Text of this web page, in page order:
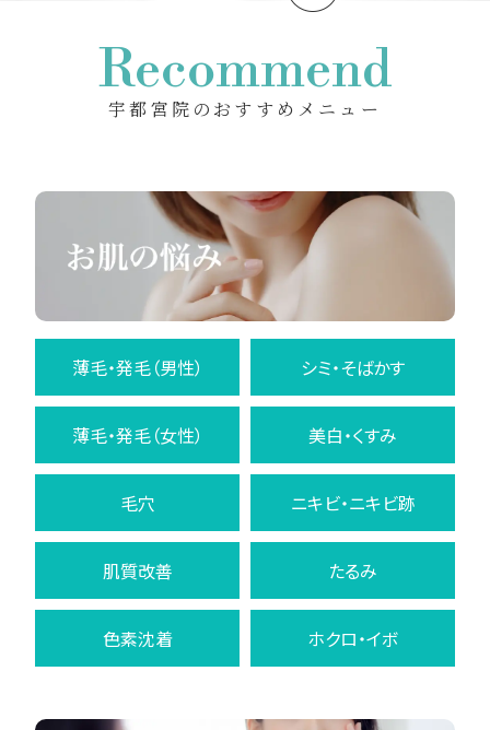
Recommend
宇都宮院のおすすめメニュー
薄毛・発毛（男性） シミ・そばかす
薄毛・発毛（女性） 美白・くすみ
毛穴 ニキビ・ニキビ跡
肌質改善 たるみ
色素沈着 ホクロ・イボ